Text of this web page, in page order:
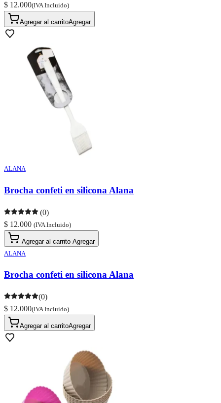
$ 12.000(IVA Incluido)
Agregar al carritoAgregar
ALANA
Brocha confeti en silicona Alana
(0)
$ 12.000 (IVA Incluido)
Agregar al carrito Agregar
ALANA
Brocha confeti en silicona Alana
(0)
$ 12.000(IVA Incluido)
Agregar al carritoAgregar